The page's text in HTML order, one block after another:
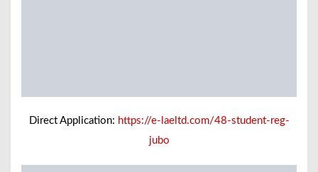
Direct Application: https://e-laeltd.com/48-student-reg-
jubo